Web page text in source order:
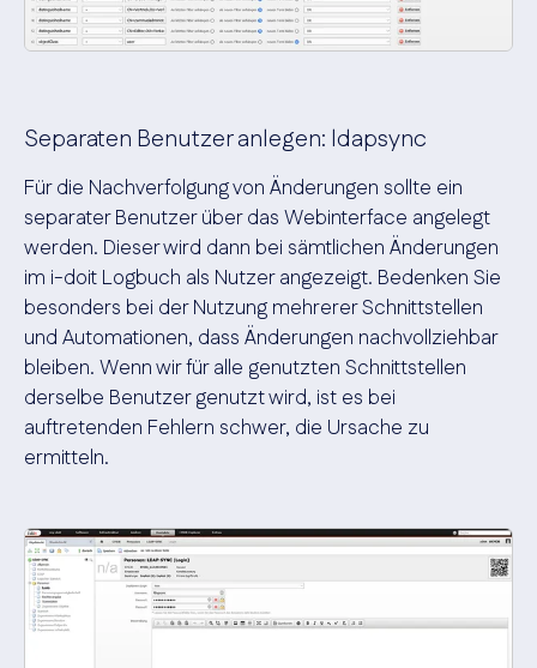
Separaten Benutzer anlegen: ldapsync
Für die Nachverfolgung von Änderungen sollte ein
separater Benutzer über das Webinterface angelegt
werden. Dieser wird dann bei sämtlichen Änderungen
im i-doit Logbuch als Nutzer angezeigt. Bedenken Sie
besonders bei der Nutzung mehrerer Schnittstellen
und Automationen, dass Änderungen nachvollziehbar
bleiben. Wenn wir für alle genutzten Schnittstellen
derselbe Benutzer genutzt wird, ist es bei
auftretenden Fehlern schwer, die Ursache zu
ermitteln.